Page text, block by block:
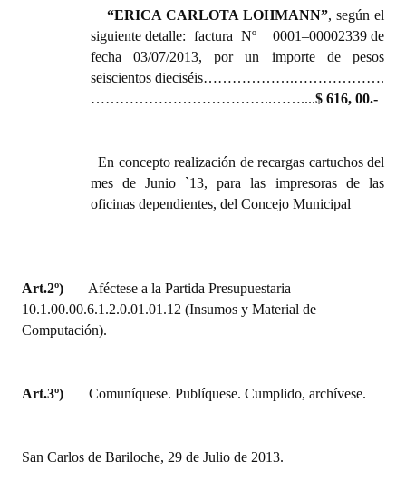
Entrega de distinciones
REFORMA DE LA CARTA ORGÁNICA
“ERICA CARLOTA LOHMANN”,según el
siguiente detalle: factura Nº 0001–00002339 de
fecha 03/07/2013, por un importe de pesos
seiscientos dieciséis……………….……………….
………………………………..……....$ 616, 00.-
En conceptorealización de recargas cartuchos del
mes de Junio `13, para las impresoras de las
oficinas dependientes, del Concejo Municipal
Art.2º)
Aféctese a la Partida Presupuestaria
10.1.00.00.6.1.2.0.01.01.12 (Insumos y Material de
Computación).
Art.3º) Comuníquese. Publíquese. Cumplido, archívese.
San Carlos de Bariloche, 29 de Julio de 2013.